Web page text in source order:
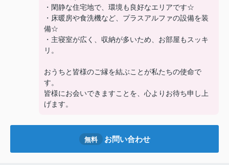
・閑静な住宅地で、環境も良好なエリアです☆
・床暖房や食洗機など、プラスアルファの設備を装
備☆
・主寝室が広く、収納が多いため、お部屋もスッキ
リ。
おうちと皆様のご縁を結ぶことが私たちの使命で
す。
皆様にお会いできますことを、心よりお待ち申し上
げます。
無料 お問い合わせ